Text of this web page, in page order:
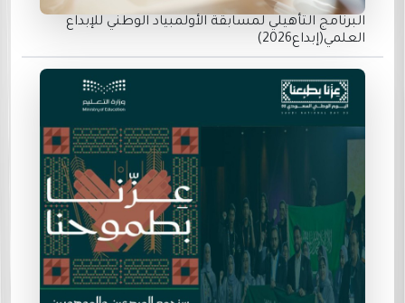
البرنامج التأهيلي لمسابقة الأولمبياد الوطني للإبداع
العلمي(إبداع2026)